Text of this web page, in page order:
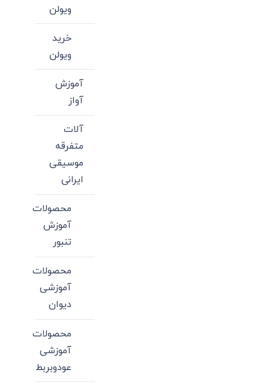
ویولن
خرید
ویولن
آموزش
آواز
آلات
متفرقه
موسیقی
ایرانی
محصولات
آموزش
تنبور
محصولات
آموزشی
دیوان
محصولات
آموزشی
عودوبربط